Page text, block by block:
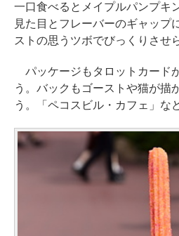
一口食べるとメイプルパンプキ
見た目とフレーバーのギャップ
ストの思うツボでびっくりさせ
パッケージもタロットカード
う。バックもゴーストや猫が描
う。「ペコスビル・カフェ」な